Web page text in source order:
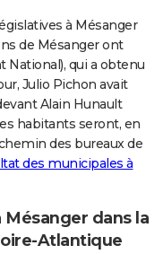
à Mésanger
de Mésanger ont
qui a obtenu
Julio Pichon avait
Alain Hunault
habitants seront, en
des bureaux de
des municipales à
dans la
Atlantique